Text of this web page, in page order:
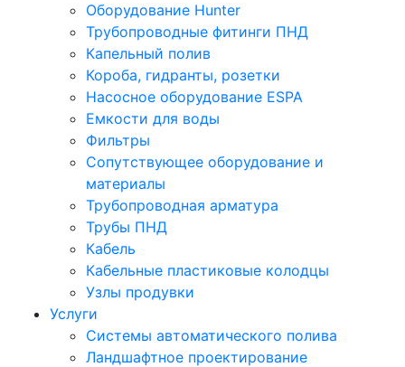
Оборудование Hunter
Трубопроводные фитинги ПНД
Капельный полив
Короба, гидранты, розетки
Насосное оборудование ESPA
Емкости для воды
Фильтры
Сопутствующее оборудование и
материалы
Трубопроводная арматура
Трубы ПНД
Кабель
Кабельные пластиковые колодцы
Узлы продувки
Услуги
Системы автоматического полива
Ландшафтное проектирование